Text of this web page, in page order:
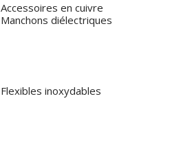
Accessoires en cuivre
Manchons diélectriques
Flexibles inoxydables